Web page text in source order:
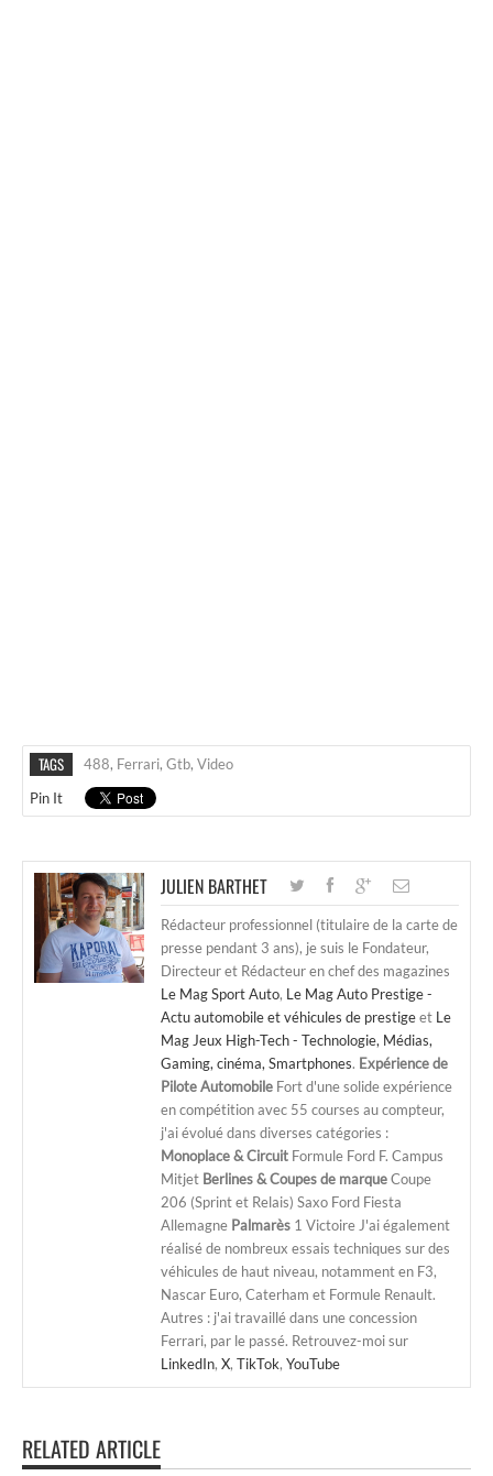
TAGS 488, Ferrari, Gtb, Video
Pin It
JULIEN BARTHET
Rédacteur professionnel (titulaire de la carte de
presse pendant 3 ans), je suis le Fondateur,
Directeur et Rédacteur en chef des magazines
Le Mag Sport Auto, Le Mag Auto Prestige -
Actu automobile et véhicules de prestigeet Le
Mag Jeux High-Tech - Technologie, Médias,
Gaming, cinéma, Smartphones. Expérience de
Pilote Automobile Fort d'une solide expérience
en compétition avec 55 courses au compteur,
j'ai évolué dans diverses catégories :
Monoplace & Circuit Formule Ford F. Campus
Mitjet Berlines & Coupes de marqueCoupe
206 (Sprint et Relais) Saxo Ford Fiesta
Allemagne Palmarès 1 Victoire J'ai également
réalisé de nombreux essais techniques sur des
véhicules de haut niveau, notamment en F3,
Nascar Euro, Caterham et Formule Renault.
Autres : j'ai travaillé dans une concession
Ferrari, par le passé. Retrouvez-moi sur
LinkedIn, X, TikTok, YouTube
RELATED ARTICLE